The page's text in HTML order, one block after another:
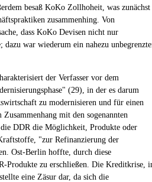
besaß KoKo Zollhoheit, was zunächst
zusammenhing. Von
dass KoKo Devisen nicht nur
dazu war wiederum ein nahezu
der Verfasser vor dem
(29), in der es darum
zu modernisieren und für einen
mit den sogenannten
die DDR die Möglichkeit, Produkte oder
"zur Refinanzierung der
Ost-Berlin hoffte, durch diese
Produkte zu erschließen. Die Kreditkrise,
eine Zäsur dar, da sich die